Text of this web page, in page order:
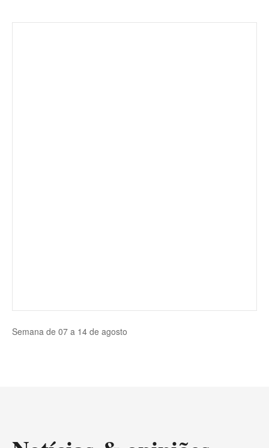
Semana de 07 a 14 de agosto